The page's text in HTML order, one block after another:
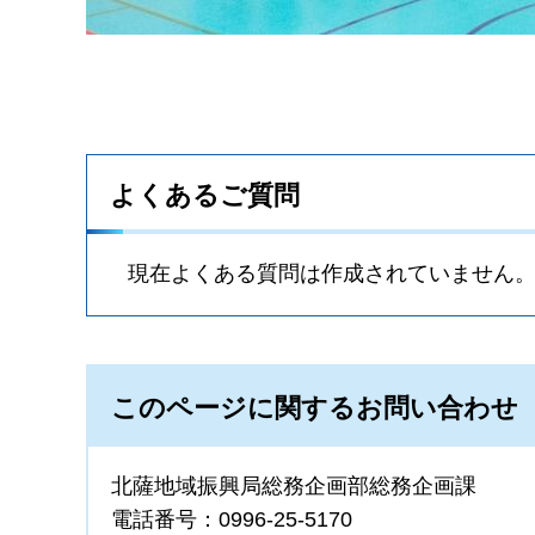
よくあるご質問
現在よくある質問は作成されていません。
このページに関するお問い合わせ
北薩地域振興局総務企画部総務企画課
電話番号：0996-25-5170